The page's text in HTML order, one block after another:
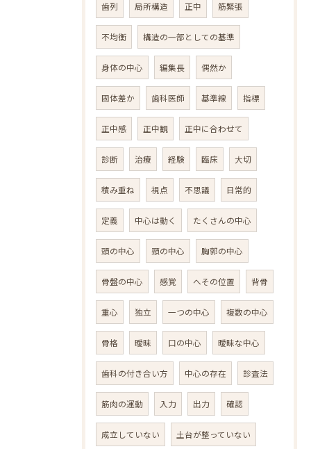
歯列 局所構造 正中 筋緊張
不均衡 構造の一部としての基準
身体の中心 編集長 偶然か
固体差か 歯科医師 基準線 指標
正中感 正中観 正中に合わせて
診断 治療 経験 臨床 大切
積み重ね 視点 不思議 日常的
定義 中心は動く たくさんの中心
頭の中心 頸の中心 胸郭の中心
骨盤の中心 感覚 へその位置 背骨
重心 独立 一つの中心 複数の中心
骨格 曖昧 口の中心 曖昧な中心
歯科の付き合い方 中心の存在 診査法
筋肉の運動 入力 出力 確認
成立していない 土台が整っていない